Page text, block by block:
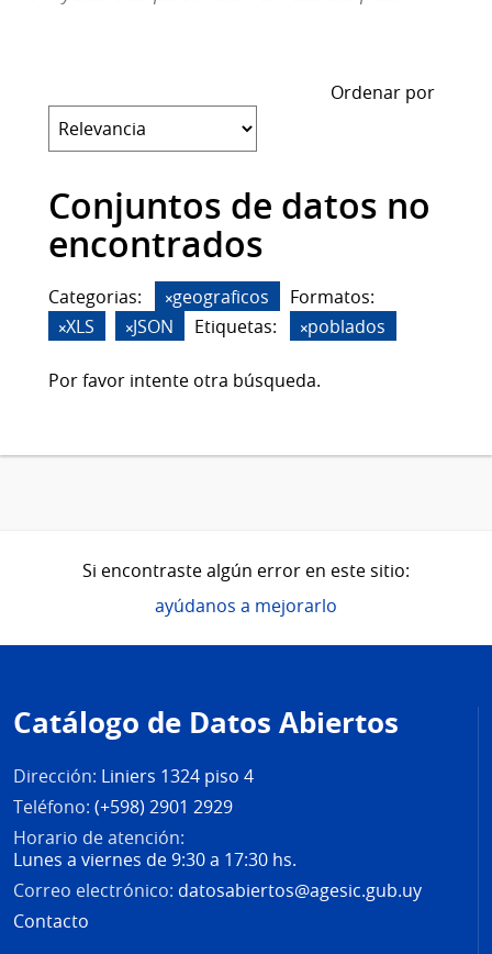
Ordenar por
Conjuntos de datos no
encontrados
Categorias: geograficos
Formatos:
XLS
JSON Etiquetas: poblados
Por favor intente otra búsqueda.
Si encontraste algún error en este sitio:
ayúdanos a mejorarlo
de
página
Catálogo de Datos Abiertos
Dirección: Liniers 1324 piso 4
Teléfono: (+598) 2901 2929
Horario de atención:
Lunes a viernes de 9:30 a 17:30 hs.
Correo electrónico: datosabiertos@agesic.gub.uy
Contacto